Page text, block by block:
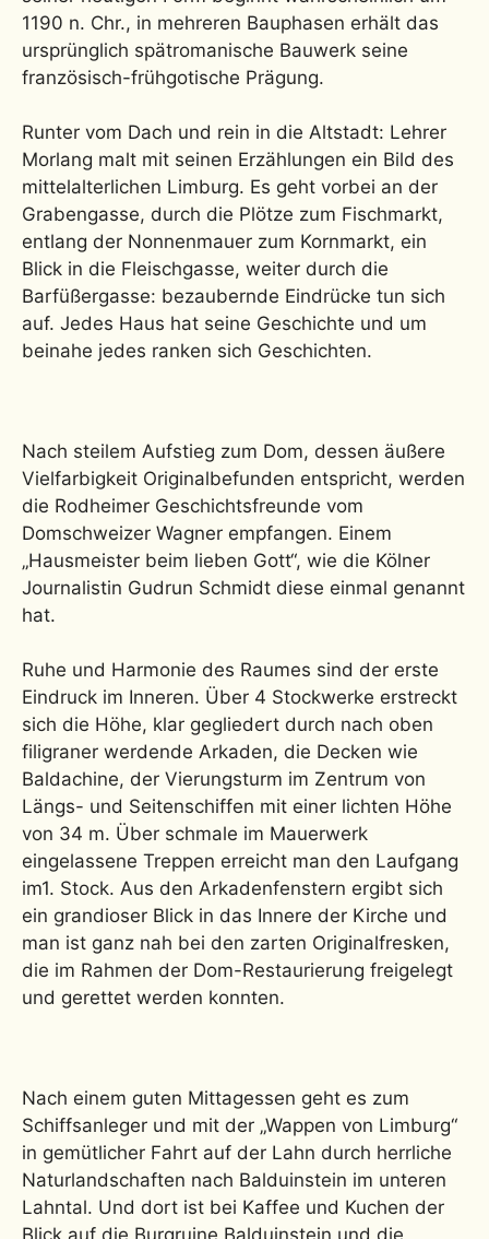
1190 n. Chr., in mehreren Bauphasen erhält das
ursprünglich spätromanische Bauwerk seine
französisch-frühgotische Prägung.
Runter vom Dach und rein in die Altstadt: Lehrer
Morlang malt mit seinen Erzählungen ein Bild des
mittelalterlichen Limburg. Es geht vorbei an der
Grabengasse, durch die Plötze zum Fischmarkt,
entlang der Nonnenmauer zum Kornmarkt, ein
Blick in die Fleischgasse, weiter durch die
Barfüßergasse: bezaubernde Eindrücke tun sich
auf. Jedes Haus hat seine Geschichte und um
beinahe jedes ranken sich Geschichten.
Nach steilem Aufstieg zum Dom, dessen äußere
Vielfarbigkeit Originalbefunden entspricht, werden
die Rodheimer Geschichtsfreunde vom
Domschweizer Wagner empfangen. Einem
„Hausmeister beim lieben Gott“, wie die Kölner
Journalistin Gudrun Schmidt diese einmal genannt
hat.
Ruhe und Harmonie des Raumes sind der erste
Eindruck im Inneren. Über 4 Stockwerke erstreckt
sich die Höhe, klar gegliedert durch nach oben
filigraner werdende Arkaden, die Decken wie
Baldachine, der Vierungsturm im Zentrum von
Längs- und Seitenschiffen mit einer lichten Höhe
von 34 m. Über schmale im Mauerwerk
eingelassene Treppen erreicht man den Laufgang
im1. Stock. Aus den Arkadenfenstern ergibt sich
ein grandioser Blick in das Innere der Kirche und
man ist ganz nah bei den zarten Originalfresken,
die im Rahmen der Dom-Restaurierung freigelegt
und gerettet werden konnten.
Nach einem guten Mittagessen geht es zum
Schiffsanleger und mit der „Wappen von Limburg“
in gemütlicher Fahrt auf der Lahn durch herrliche
Naturlandschaften nach Balduinstein im unteren
Lahntal. Und dort ist bei Kaffee und Kuchen der
Blick auf die Burgruine Balduinstein und die